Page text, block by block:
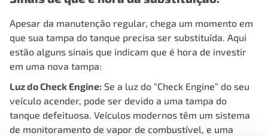
Apesar da manutenção regular, chega um momento em
que sua tampa do tanque precisa ser substituída. Aqui
estão alguns sinais que indicam que é hora de investir
em uma nova tampa:
Luz do Check Engine: Se a luz do “Check Engine” do seu
veículo acender, pode ser devido a uma tampa do
tanque defeituosa. Veículos modernos têm um sistema
de monitoramento de vapor de combustível, e uma